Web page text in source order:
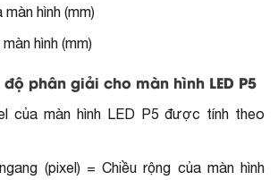
hình (mm)
hình (mm)
phân giải cho màn hình LED P5
của màn hình LED P5 được tính theo
(pixel) = Chiều rộng của màn hình